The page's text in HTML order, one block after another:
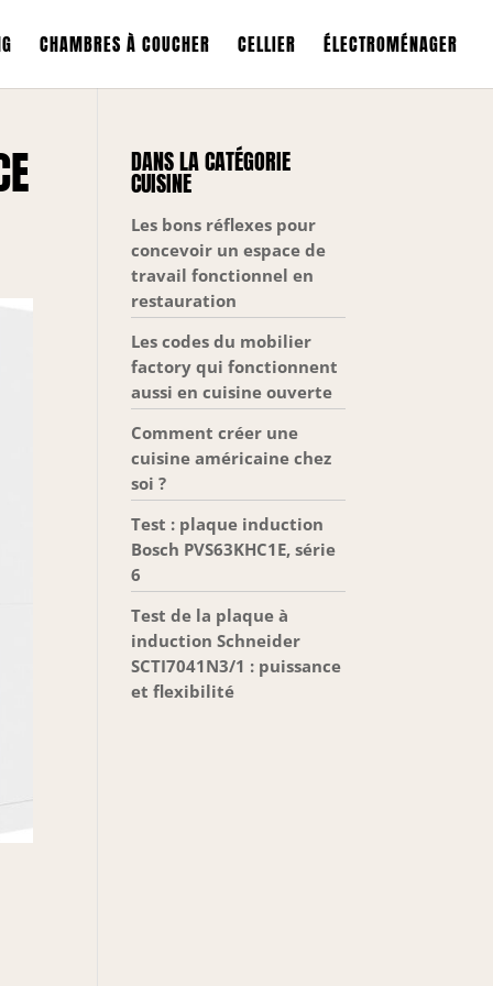
CHAMBRES À COUCHER CELLIER ÉLECTROMÉNAGER
DANS LA CATÉGORIE
CUISINE
Les bons réflexes pour
concevoir un espace de
travail fonctionnel en
restauration
Les codes du mobilier
factory qui fonctionnent
aussi en cuisine ouverte
Comment créer une
cuisine américaine chez
soi ?
Test : plaque induction
Bosch PVS63KHC1E, série
6
Test de la plaque à
induction Schneider
SCTI7041N3/1 : puissance
et flexibilité